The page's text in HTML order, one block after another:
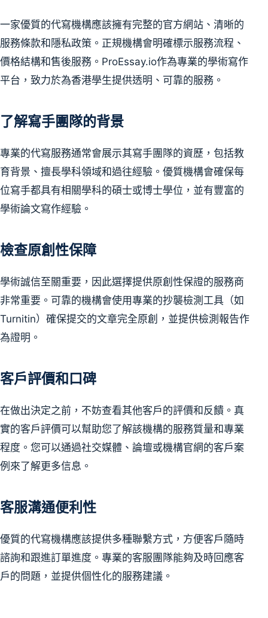
一家優質的代寫機構應該擁有完整的官方網站、清晰的
服務條款和隱私政策。正規機構會明確標示服務流程、
價格結構和售後服務。ProEssay.io作為專業的學術寫作
平台，致力於為香港學生提供透明、可靠的服務。
了解寫手團隊的背景
專業的代寫服務通常會展示其寫手團隊的資歷，包括教
育背景、擅長學科領域和過往經驗。優質機構會確保每
位寫手都具有相關學科的碩士或博士學位，並有豐富的
學術論文寫作經驗。
檢查原創性保障
學術誠信至關重要，因此選擇提供原創性保證的服務商
非常重要。可靠的機構會使用專業的抄襲檢測工具（如
Turnitin）確保提交的文章完全原創，並提供檢測報告作
為證明。
客戶評價和口碑
在做出決定之前，不妨查看其他客戶的評價和反饋。真
實的客戶評價可以幫助您了解該機構的服務質量和專業
程度。您可以通過社交媒體、論壇或機構官網的客戶案
例來了解更多信息。
客服溝通便利性
優質的代寫機構應該提供多種聯繫方式，方便客戶隨時
諮詢和跟進訂單進度。專業的客服團隊能夠及時回應客
戶的問題，並提供個性化的服務建議。